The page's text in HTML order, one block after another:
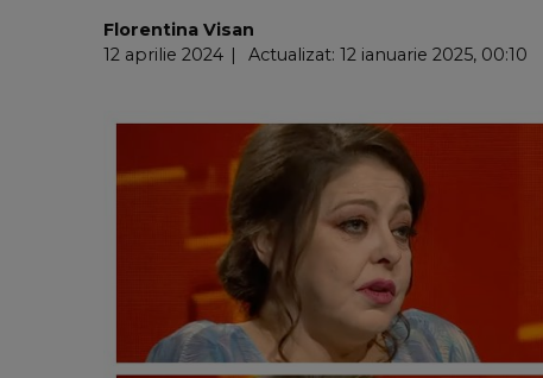
Florentina Visan
12 aprilie 2024
Actualizat: 12 ianuarie 2025, 00:10